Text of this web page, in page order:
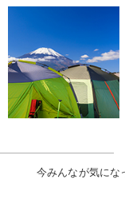
今みんなが気にな